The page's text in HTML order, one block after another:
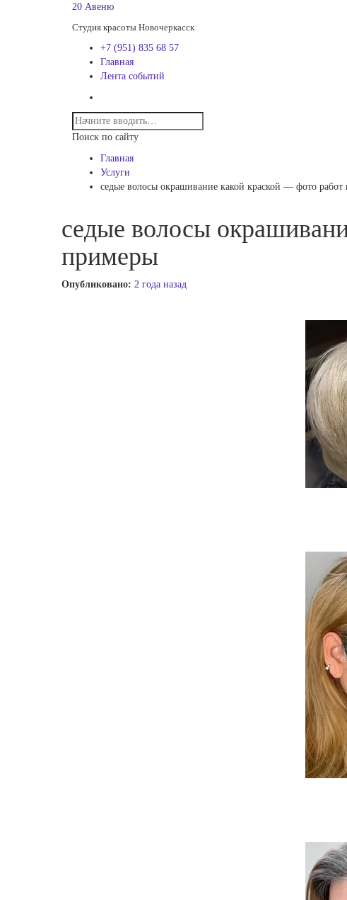
20 Авеню
Студия красоты Новочеркасск
+7 (951) 835 68 57
Главная
Лента событий
Поиск по сайту
Главная
Услуги
седые волосы окрашивание какой краской — фото
седые волосы
примеры
Опубликовано: 2 года назад